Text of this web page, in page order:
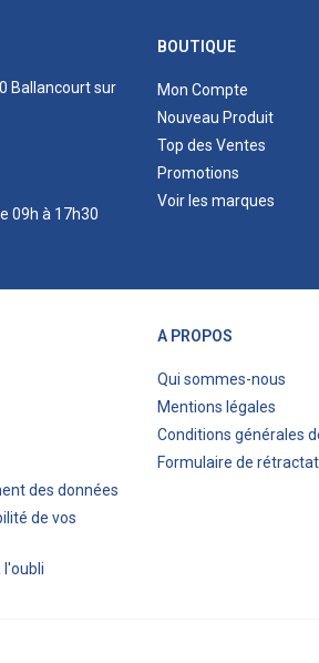
Ballancourt sur
09h à 17h30
BOUTIQUE
Mon Compte
Nouveau Produit
Top des Ventes
Promotions
Voir les marques
des données
de vos
l'oubli
A PROPOS
Qui sommes-nous
Mentions légales
Conditions générales
Formulaire de